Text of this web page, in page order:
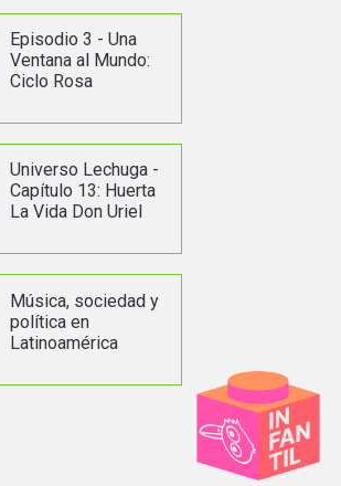
Episodio 3 - Una
Ventana al Mundo:
Ciclo Rosa
Universo Lechuga -
Capítulo 13: Huerta
La Vida Don Uriel
Música, sociedad y
política en
Latinoamérica